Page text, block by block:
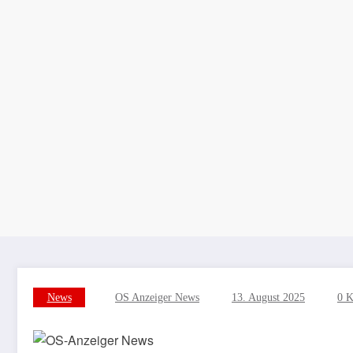
News OS Anzeiger News 13. August 2025 0